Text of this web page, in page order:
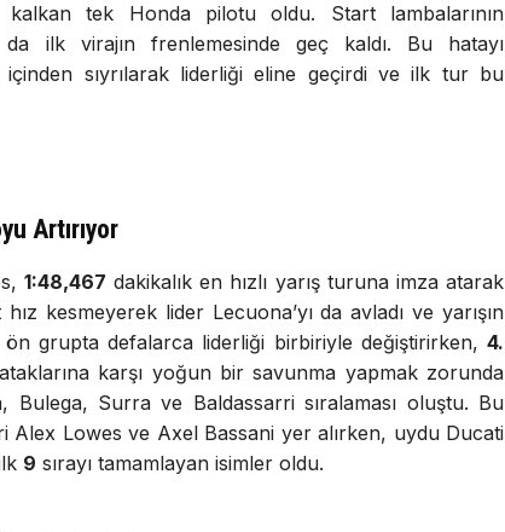
kalkan tek Honda pilotu oldu. Start lambalarının
ilk virajın frenlemesinde geç kaldı. Bu hatayı
içinden sıyrılarak liderliği eline geçirdi ve ilk tur bu
Artırıyor
1:48,467 dakikalık en hızlı yarış turuna imza atarak
kesmeyerek lider Lecuona’yı da avladı ve yarışın
grupta defalarca liderliği birbiriyle değiştirirken, 4.
karşı yoğun bir savunma yapmak zorunda
Surra ve Baldassarri sıralaması oluştu. Bu
Lowes ve Axel Bassani yer alırken, uydu Ducati
9 sırayı tamamlayan isimler oldu.